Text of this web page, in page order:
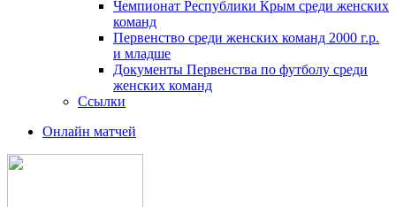
Чемпионат Республики Крым среди женских
команд
Первенство среди женских команд 2000 г.р.
и младше
Документы Первенства по футболу среди
женских команд
Ссылки
Онлайн матчей